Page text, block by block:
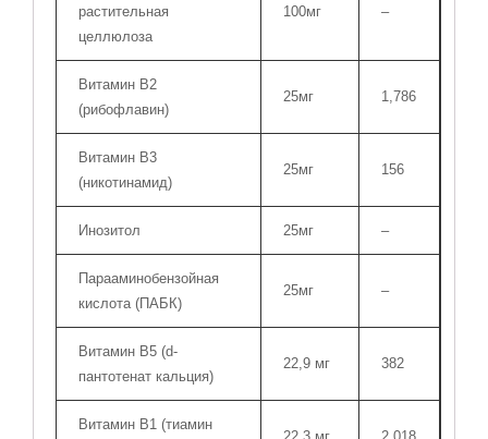
растительная
целлюлоза
100мг –
Витамин В2
(рибофлавин)
25мг 1,786
Витамин В3
(никотинамид)
25мг 156
Инозитол 25мг –
Парааминобензойная
кислота (ПАБК)
25мг –
Витамин В5 (d-
пантотенат кальция)
22,9 мг 382
Витамин B1 (тиамин